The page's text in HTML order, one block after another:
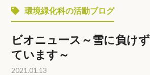
環境緑化科の活動ブログ
ビオニュース～雪に負け
ています～
2021.01.13